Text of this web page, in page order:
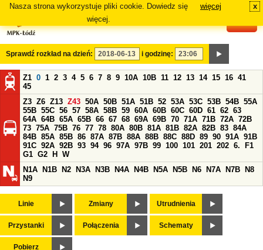
Nasza strona wykorzystuje pliki cookie. Dowiedz się
więcej.
więcej x
Sprawdź rozkład na dzień: i godzinę:
Z1 0 1 2 3 4 5 6 7 8 9 10A 10B 11 12 13 14 15 16 41
45
Z3 Z6 Z13 Z43 50A 50B 51A 51B 52 53A 53C 53B 54B 55A
55B 55C 56 57 58A 58B 59 60A 60B 60C 60D 61 62 63
64A 64B 65A 65B 66 67 68 69A 69B 70 71A 71B 72A 72B
73 75A 75B 76 77 78 80A 80B 81A 81B 82A 82B 83 84A
84B 85A 85B 86 87A 87B 88A 88B 88C 88D 89 90 91A 91B
91C 92A 92B 93 94 96 97A 97B 99 100 101 201 202 6.
F1
G1 G2 H
W
N1A
N1B N2 N3A N3B N4A N4B N5A N5B N6 N7A N7B
N8
N9
Linie Zmiany Utrudnienia
Przystanki Połączenia Schematy
Pobierz